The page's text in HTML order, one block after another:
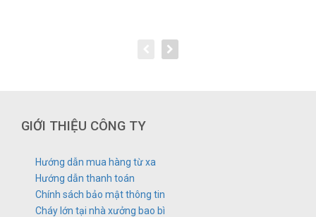
GIỚI THIỆU CÔNG TY
Hướng dẫn mua hàng từ xa
Hướng dẫn thanh toán
Chính sách bảo mật thông tin
Cháy lớn tại nhà xưởng bao bì